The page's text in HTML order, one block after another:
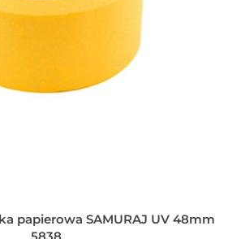
papierowa SAMURAJ UV 48mm